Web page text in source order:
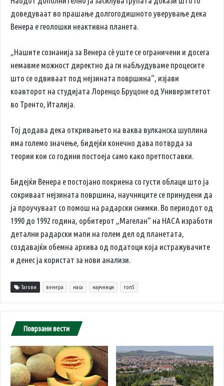
доведуваат во прашање долгогодишното уверување дека
Венера е геолошки неактивна планета.
„Нашите сознанија за Венера сè уште се ограничени и досега
немавме можност директно да ги набљудуваме процесите
што се одвиваат под нејзината површина“, изјави
коавторот на студијата Лоренцо Бруцоне од Универзитетот
во Тренто, Италија.
Тој додава дека откривањето на ваква вулканска шуплина
има големо значење, бидејќи конечно дава потврда за
теории кои со години постоеја само како претпоставки.
Бидејќи Венера е постојано покриена со густи облаци што ја
сокриваат нејзината површина, научниците се принудени да
ја проучуваат со помош на радарски снимки. Во периодот од
1990 до 1992 година, орбитерот „Магелан“ на НАСА изработи
детални радарски мапи на голем дел од планетата,
создавајќи обемна архива од податоци која истражувачите
и денес ја користат за нови анализи.
Тагови венера наса научници топ5
Поврзани вести